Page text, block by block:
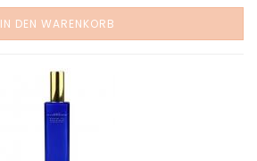
IN DEN WARENKORB